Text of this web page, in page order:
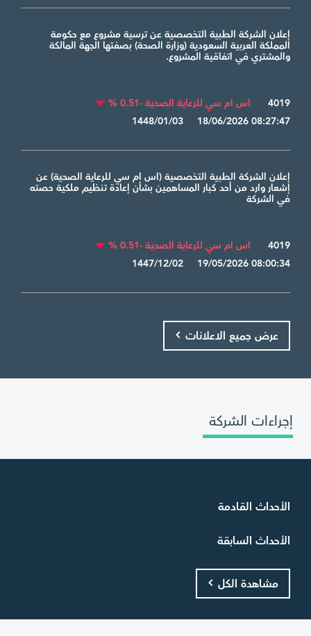
إعلان الشركة الطبية التخصصية عن ترسية مشروع مع حكومة
المملكة العربية السعودية (وزارة الصحة) بصفتها الجهة المالكة
والمشتري في اتفاقية المشروع.
4019
اس ام سي للرعاية الصحية -0.51 %
1448/01/03 18/06/2026 08:27:47
إعلان الشركة الطبية التخصصية (اس ام سي للرعاية الصحية) عن
إشعار وارد من أحد كبار المساهمين بشأن إعادة تنظيم ملكية حصته
في الشركة
4019
اس ام سي للرعاية الصحية -0.51 %
1447/12/02 19/05/2026 08:00:34
عرض جميع الاعلانات
إجراءات الشركة
الأحداث القادمة
الأحداث السابقة
مشاهدة الكل